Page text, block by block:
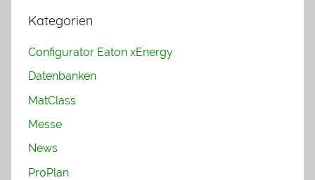
Kategorien
Configurator Eaton xEnergy
Datenbanken
MatClass
Messe
News
ProPlan